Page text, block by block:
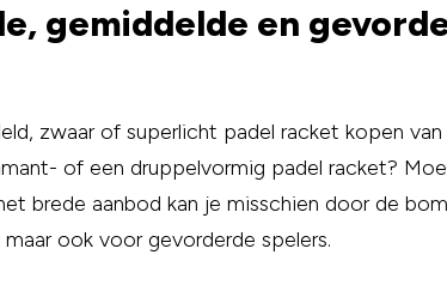
gemiddelde en
zwaar of superlicht padel racket kopen van
of een druppelvormig padel racket?
brede aanbod kan je misschien door de
ook voor gevorderde spelers.